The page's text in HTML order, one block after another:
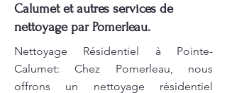
Calumet et autres services de
nettoyage par Pomerleau.
Nettoyage Résidentiel à Pointe-
Calumet: Chez Pomerleau, nous
offrons un nettoyage résidentiel